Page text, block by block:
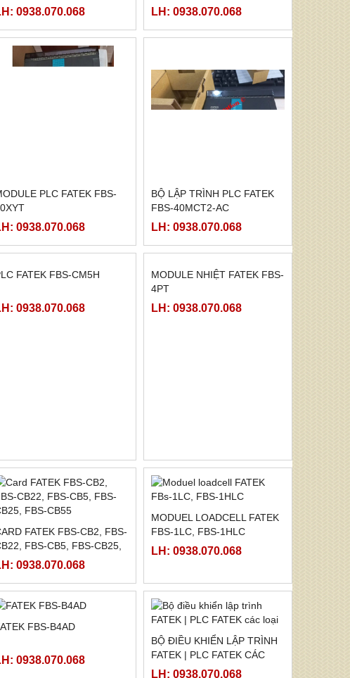
0938.070.068 LH: 0938.070.068
PLC FATEK FBS-
0938.070.068
BỘ LẬP TRÌNH PLC FATEK
FBS-40MCT2-AC
LH: 0938.070.068
FATEK FBS-CB2, FBS-
0938.070.068
MODUEL LOADCELL FATEK
FBS-1LC, FBS-1HLC
LH: 0938.070.068